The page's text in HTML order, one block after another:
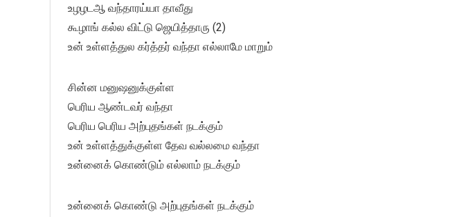
உழழடஆ வந்தாரய்யா தாவீது
கூழாங் கல்ல விட்டு ஜெயித்தாரு (2)
உன் உள்ளத்துல கர்த்தர் வந்தா எல்லாமே மாறும்
சின்ன மனுஷனுக்குள்ள
பெரிய ஆண்டவர் வந்தா
பெரிய பெரிய அற்புதங்கள் நடக்கும்
உன் உள்ளத்துக்குள்ள தேவ வல்லமை வந்தா
உன்னைக் கொண்டும் எல்லாம் நடக்கும்
உன்னைக் கொண்டு அற்புதங்கள் நடக்கும்